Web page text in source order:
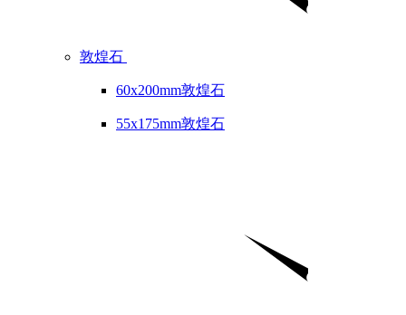
敦煌石
60x200mm敦煌石
55x175mm敦煌石